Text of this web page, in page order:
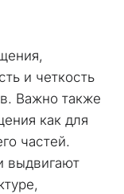
и четкость
Важно также
как для
частей.
выдвигают